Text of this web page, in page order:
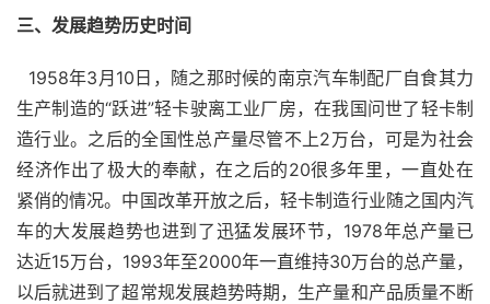
三、发展趋势历史时间
生产制造的“跃进”轻卡驶离工业厂房，在我国问世了轻卡制
造行业。之后的全国性总产量尽管不上2万台，可是为社会
经济作出了极大的奉献，在之后的20很多年里，一直处在
紧俏的情况。中国改革开放之后，轻卡制造行业随之国内汽
车的大发展趋势也进到了迅猛发展环节，1978年总产量已
达近15万台，1993年至2000年一直维持30万台的总产量，
以后就进到了超常规发展趋势時期，生产量和产品质量不断